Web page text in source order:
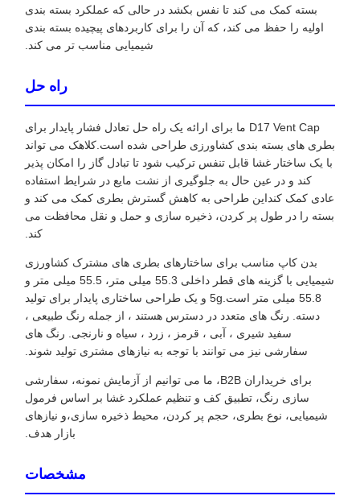
بسته کمک می کند تا نفس بکشد در حالی که عملکرد بسته بندی
اولیه را حفظ می کند، که آن را برای کاربردهای پیچیده بسته بندی
شیمیایی مناسب تر می کند.
راه حل
D17 Vent Cap ما برای ارائه یک راه حل تعادل فشار پایدار برای
بطری های بسته بندی کشاورزی طراحی شده است.کلاهک می تواند
با یک ساختار غشا قابل تنفس ترکیب شود تا تبادل گاز را امکان پذیر
کند و در عین حال به جلوگیری از نشت مایع در شرایط استفاده
عادی کمک کنداین طراحی به کاهش گسترش بطری کمک می کند و
بسته را در طول پر کردن، ذخیره سازی و حمل و نقل محافظت می
کند.
بدن کاپ مناسب برای ساختارهای بطری های مشترک کشاورزی
شیمیایی با گزینه های قطر داخلی 55.3 میلی متر، 55.5 میلی متر و
55.8 میلی متر است.5g و یک طراحی ساختاری پایدار برای تولید
دسته. رنگ های متعدد در دسترس هستند ، از جمله رنگ طبیعی ،
سفید شیری ، آبی ، قرمز ، زرد ، سیاه و نارنجی. رنگ های
سفارشی نیز می توانند با توجه به نیازهای مشتری تولید شوند.
برای خریداران B2B، ما می توانیم از آزمایش نمونه، سفارشی
سازی رنگ، تطبیق کف و تنظیم عملکرد غشا بر اساس فرمول
شیمیایی، نوع بطری، حجم پر کردن، محیط ذخیره سازی،و نیازهای
بازار هدف.
مشخصات